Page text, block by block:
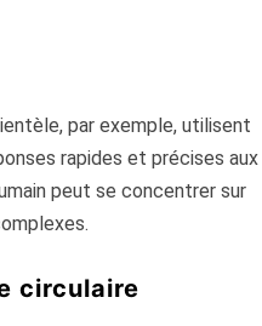
par exemple, utilisent
rapides et précises aux
peut se concentrer sur
circulaire